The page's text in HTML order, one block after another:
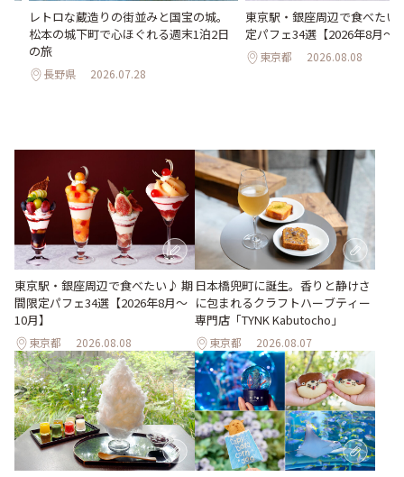
レトロな蔵造りの街並みと国宝の城。
松本の城下町で心ほぐれる週末1泊2日
の旅
長野県 2026.07.28
東京駅・銀座周辺で食べた
定パフェ34選【2026年8月～
東京都 2026.08.08
東京駅・銀座周辺で食べたい♪ 期
間限定パフェ34選【2026年8月～
10月】
東京都 2026.08.08
日本橋兜町に誕生。香りと静けさ
に包まれるクラフトハーブティー
専門店「TYNK Kabutocho」
東京都 2026.08.07